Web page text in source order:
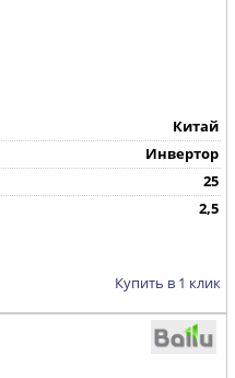
Китай
Инвертор
25
2,5
Купить в 1 клик